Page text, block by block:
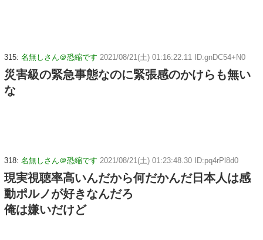
315: 名無しさん＠恐縮です 2021/08/21(土) 01:16:22.11 ID:gnDC54+N0
災害級の緊急事態なのに緊張感のかけらも無い
な
318: 名無しさん＠恐縮です 2021/08/21(土) 01:23:48.30 ID:pq4rPl8d0
現実視聴率高いんだから何だかんだ日本人は感
動ポルノが好きなんだろ
俺は嫌いだけど